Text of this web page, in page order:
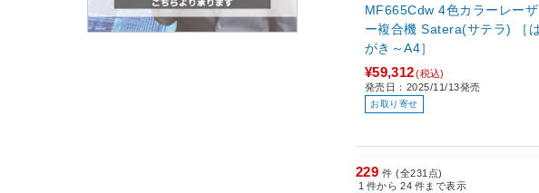
MF665Cdw 4色カラーレーザ
ー複合機 Satera(サテラ) ［は
がき～A4］
¥59,312(税込)
発売日：2025/11/13発売
お取り寄せ
229 件 (全231点)
1 件から 24 件まで表示